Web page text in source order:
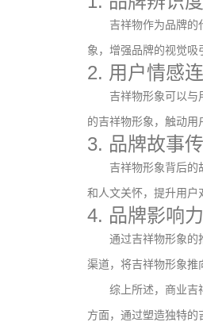
吉祥物作为品牌的
象，增强品牌的视觉吸
2. 用户情感
吉祥物形象可以与
的吉祥物形象，触动用
3. 品牌故事
吉祥物形象背后的
和人文关怀，提升用户
4. 品牌影响力
通过吉祥物形象的
渠道，将吉祥物形象推
综上所述，商业吉
方面，通过塑造独特的